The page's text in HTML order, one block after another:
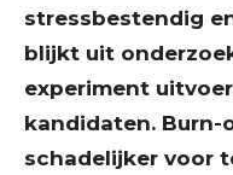
stressbestendig
blijkt uit
experiment
kandidaten. Burn-
schadelijker voor